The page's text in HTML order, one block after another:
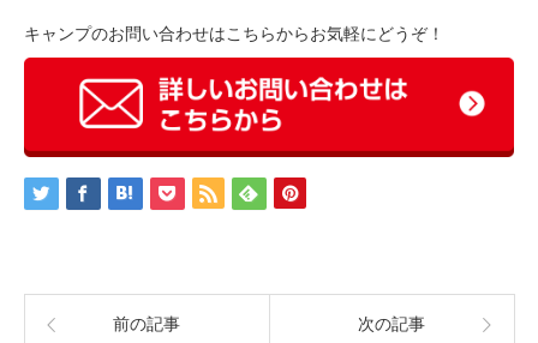
キャンプのお問い合わせはこちらからお気軽にどうぞ！
前の記事 次の記事